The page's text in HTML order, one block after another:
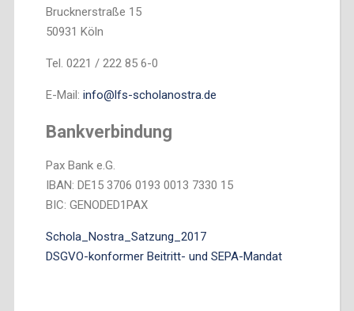
Brucknerstraße 15
50931 Köln
Tel. 0221 / 222 85 6-0
E-Mail: info@lfs-scholanostra.de
Bankverbindung
Pax Bank e.G.
IBAN: DE15 3706 0193 0013 7330 15
BIC: GENODED1PAX
Schola_Nostra_Satzung_2017
DSGVO-konformer Beitritt- und SEPA-Mandat